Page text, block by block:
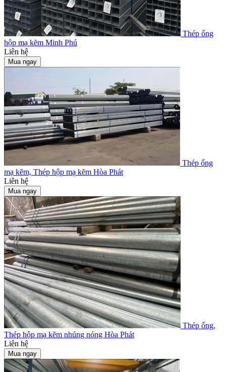
Thép ống
hộp mạ kẽm Minh Phú
Liên hệ
Mua ngay
Thép ống
mạ kẽm, Thép hộp mạ kẽm Hòa Phát
Liên hệ
Mua ngay
Thép ống,
Thép hộp mạ kẽm nhúng nóng Hòa Phát
Liên hệ
Mua ngay